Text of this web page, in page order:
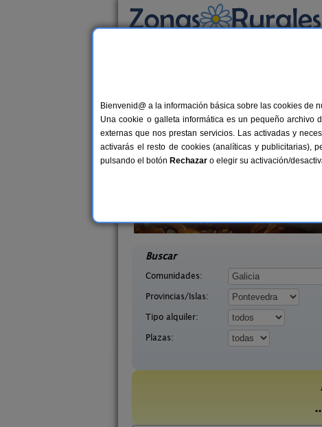
Casas Rurales cerca
21 €
Buscar
Comunidades:
Provincias/Islas:
Tipo alquiler:
Plazas:
Bienvenid@ a la información básica sobre las cookies de
Una cookie o galleta informática es un pequeño archivo
externas que nos prestan servicios. Las activadas y
activarás el resto de cookies (analíticas y publicitarias),
pulsando el botón Rechazar o elegir su activación/